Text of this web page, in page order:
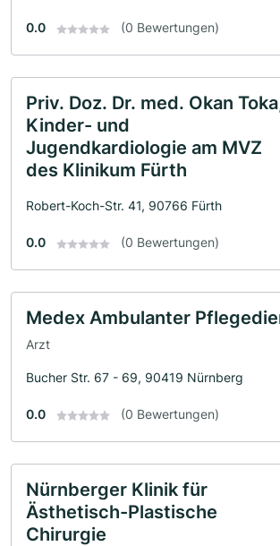
0.0 (0 Bewertungen)
Priv. Doz. Dr. med. Okan
Kinder- und
Jugendkardiologie am MVZ
des Klinikum Fürth
Robert-Koch-Str. 41, 90766 Fürth
0.0 (0 Bewertungen)
Medex Ambulanter
Arzt
Bucher Str. 67 - 69, 90419 Nürnberg
0.0 (0 Bewertungen)
Nürnberger Klinik für
Ästhetisch-Plastische
Chirurgie